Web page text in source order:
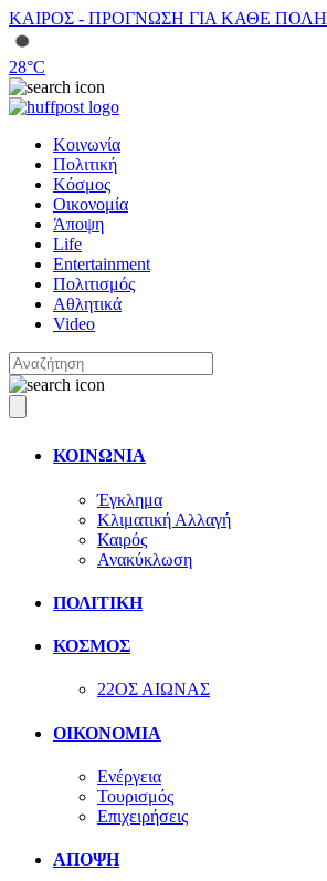
ΚΑΙΡΟΣ - ΠΡΟΓΝΩΣΗ ΓΙΑ ΚΑΘΕ ΠΟΛΗ
28°C
Κοινωνία
Πολιτική
Κόσμος
Οικονομία
Άποψη
Life
Entertainment
Πολιτισμός
Αθλητικά
Video
ΚΟΙΝΩΝΙΑ
Έγκλημα
Κλιματική Αλλαγή
Καιρός
Ανακύκλωση
ΠΟΛΙΤΙΚΗ
ΚΟΣΜΟΣ
22ΟΣ ΑΙΩΝΑΣ
ΟΙΚΟΝΟΜΙΑ
Ενέργεια
Τουρισμός
Επιχειρήσεις
ΑΠΟΨΗ